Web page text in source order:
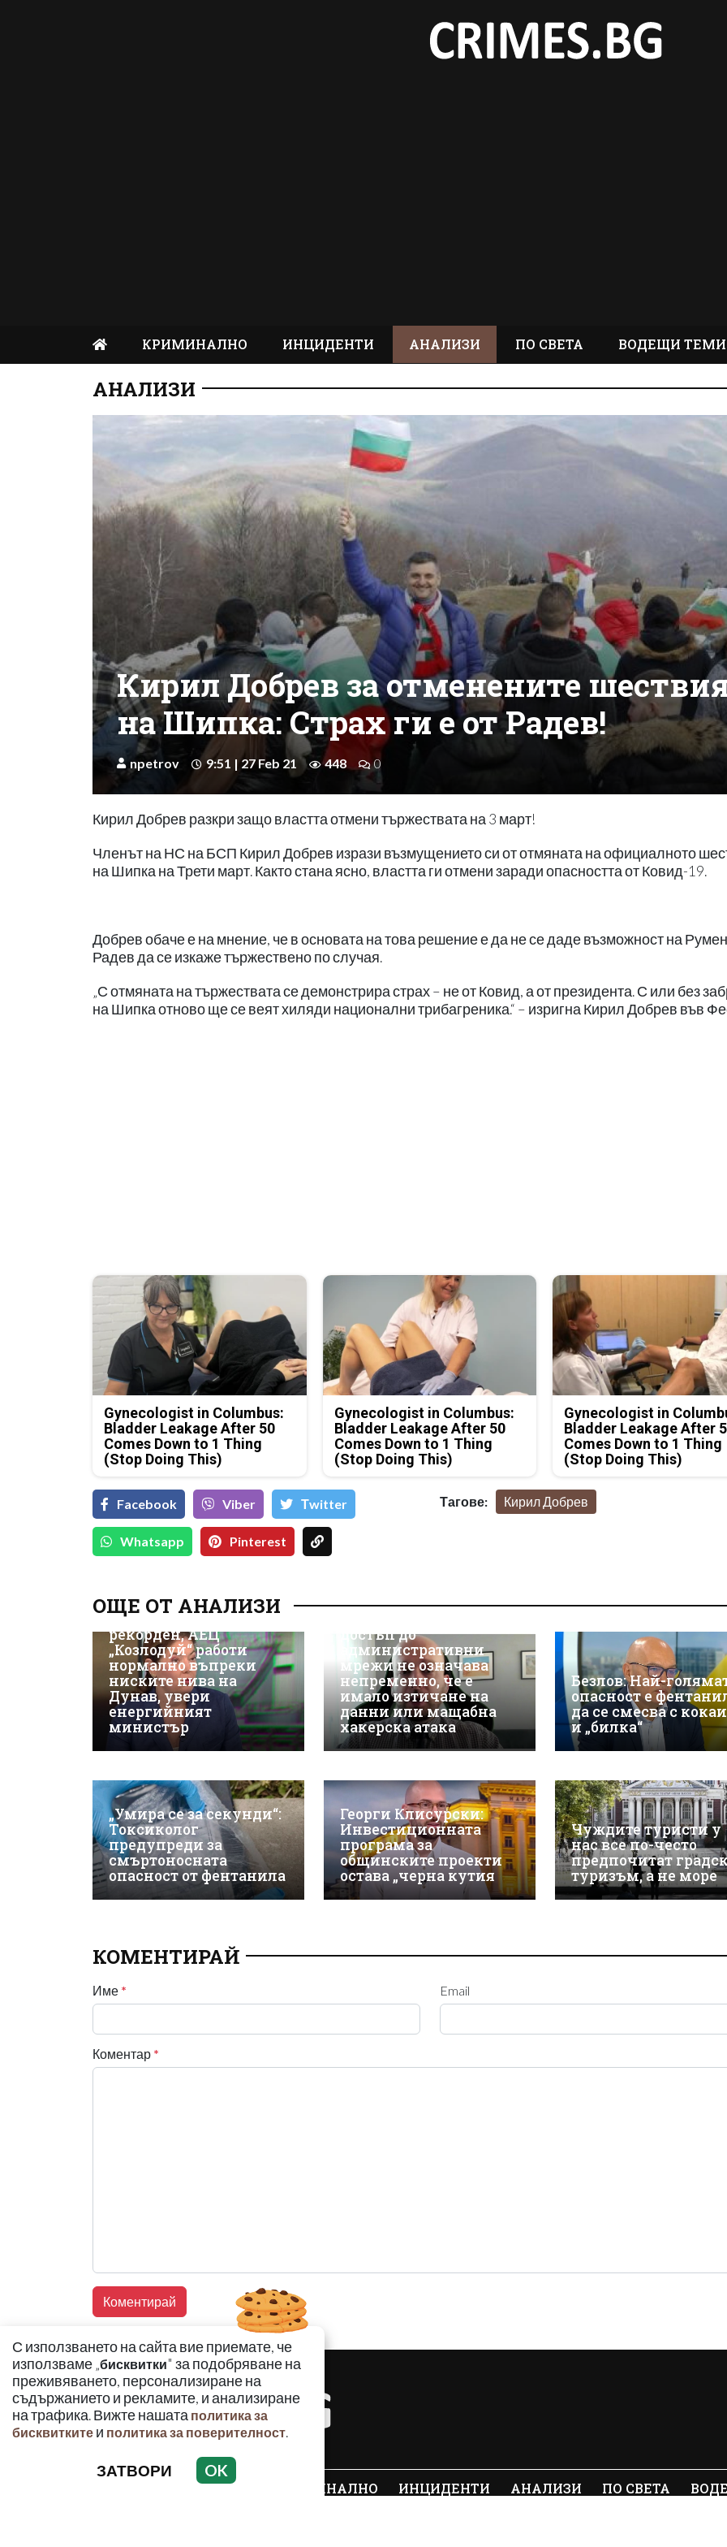
КРИМИНАЛНО ИНЦИДЕНТИ АНАЛИЗИ ПО СВЕТА ВОДЕЩИ ТЕМИ
АНАЛИЗИ
Кирил Добрев за отменените
на Шипка: Страх ги е от Радев!
npetrov 9:51 | 27 Feb 21 448 0
Кирил Добрев разкри защо властта отмени тържествата на 3 март!
Членът на НС на БСП Кирил Добрев изрази възмущението си от отмяната на официалното
на Шипка на Трети март. Както стана ясно, властта ги отмени заради опасността от Ковид-19.
Добрев обаче е на мнение, че в основата на това решение е да не се даде възможност на Румен
Радев да се изкаже тържествено по случая.
„С отмяната на тържествата се демонстрира страх – не от Ковид, а от президента. С или без
на Шипка отново ще се веят хиляди национални трибагреника.“ – изригна Кирил Добрев във
Gynecologist in Columbus:
Bladder Leakage After 50
Comes Down to 1 Thing
(Stop Doing This)
Gynecologist in Columbus:
Bladder Leakage After 50
Comes Down to 1 Thing
(Stop Doing This)
Gynecologist in
Bladder Leakage After
Comes Down to 1 Thing
(Stop Doing This)
Facebook Viber Тwitter
Whatsapp Pinterest
Тагове: Кирил Добрев
ОЩЕ ОТ АНАЛИЗИ
Износът на ток е
рекорден, АЕЦ
„Козлодуй“ работи
нормално въпреки
ниските нива на
Дунав, увери
енергийният
министър
киберсигурност:
достъп до
административни
мрежи не означава
непременно, че е
имало изтичане на
данни или мащабна
хакерска атака
Безлов: Най-
опасност е
да се смесва с
и „билка“
„Умира се за секунди“:
Токсиколог
предупреди за
смъртоносната
опасност от фентанила
Георги Клисурски:
Инвестиционната
програма за
общинските проекти
остава „черна кутия
Чуждите туристи у
нас все по-често
предпочитат
туризъм, а не море
КОМЕНТИРАЙ
Име * Email
Коментар *
С използването на сайта вие приемате, че
използваме „бисквитки" за подобряване на
преживяването, персонализиране на
съдържанието и рекламите, и анализиране
на трафика. Вижте нашата политика за
бисквитките и политика за поверителност.
ЗАТВОРИ OK
КРИМИНАЛНО ИНЦИДЕНТИ АНАЛИЗИ ПО СВЕТА